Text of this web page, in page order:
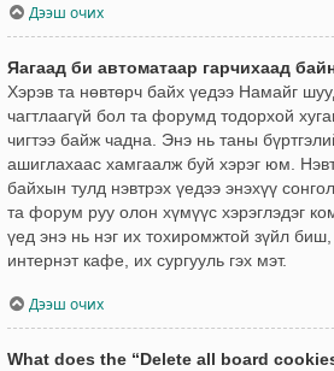
Дээш очих
Яагаад би автоматаар гарчихаад
Хэрэв та нөвтөрч байх үедээ Намайг
чагтлаагүй бол та форумд тодорхой
чигтээ байж чадна. Энэ нь таны
ашиглахаас хамгаалж буй хэрэг юм.
байхын тулд нэвтрэх үедээ энэхүү
та форум руу олон хүмүүс хэрэглэдэг
үед энэ нь нэг их тохиромжтой зүйл
интернэт кафе, их сургууль гэх мэт.
Дээш очих
What does the “Delete all board